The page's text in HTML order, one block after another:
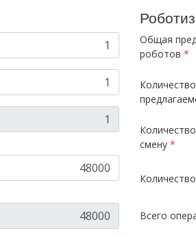
Общая
роботов *
смену *
Всего